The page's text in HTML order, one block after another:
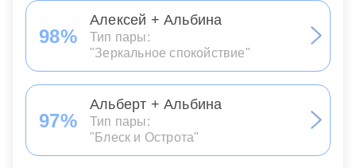
98%
Алексей + Альбина
Тип пары:
"Зеркальное спокойствие"
97%
Альберт + Альбина
Тип пары:
"Блеск и Острота"